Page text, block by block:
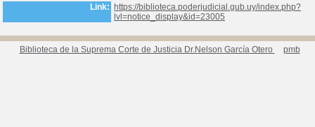
Link:
https://biblioteca.poderjudicial.gub.uy/index.php?
lvl=notice_display&id=23005
Biblioteca de la Suprema Corte de Justicia Dr.Nelson García Otero pmb